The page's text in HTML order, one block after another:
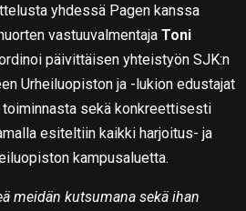
yhdessä Pagen kanssa
vastuuvalmentajaToni
päivittäisen yhteistyön SJK:n
Urheiluopiston ja -lukion edustajat
sekä konkreettisesti
esiteltiin kaikki harjoitus- ja
kampusaluetta.
meidän kutsumana sekä ihan